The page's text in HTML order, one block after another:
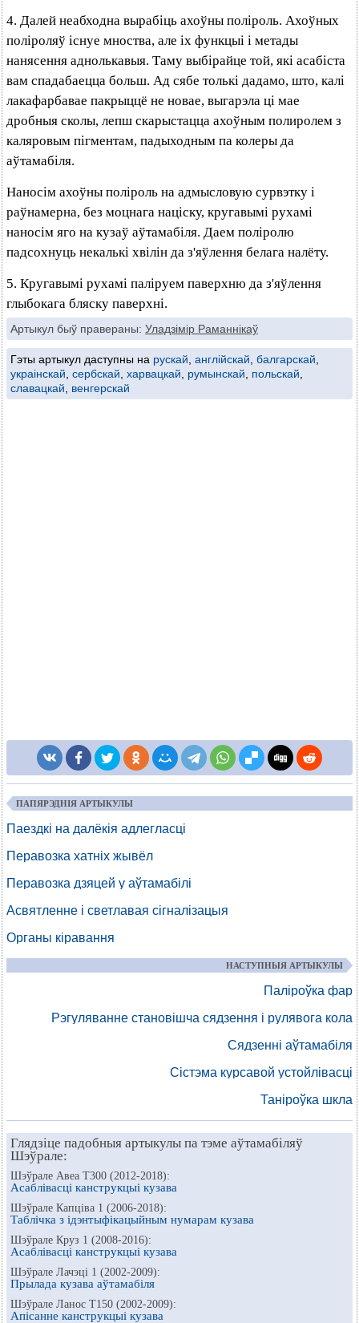
4. Далей неабходна вырабіць ахоўны поліроль. Ахоўных
поліроляў існуе мноства, але іх функцыі і метады
нанясення аднолькавыя. Таму выбірайце той, які асабіста
вам спадабаецца больш. Ад сябе толькі дадамо, што, калі
лакафарбавае пакрыццё не новае, выгарэла ці мае
дробныя сколы, лепш скарыстацца ахоўным полиролем з
каляровым пігментам, падыходным па колеры да
аўтамабіля.
Наносім ахоўны поліроль на адмысловую сурвэтку і
раўнамерна, без моцнага націску, кругавымі рухамі
наносім яго на кузаў аўтамабіля. Даем поліролю
падсохнуць некалькі хвілін да з'яўлення белага налёту.
5. Кругавымі рухамі паліруем паверхню да з'яўлення
глыбокага бляску паверхні.
Артыкул быў правераны: Уладзімір Раманнікаў
Гэты артыкул даступны на рускай англійскай балгарскай
украінскай сербскай харвацкай румынскай польскай
славацкай
венгерскай
ПАПЯРЭДНІЯ АРТЫКУЛЫ
Паездкі на далёкія адлегласці
Перавозка хатніх жывёл
Перавозка дзяцей у аўтамабілі
Асвятленне і светлавая сігналізацыя
Органы кіравання
НАСТУПНЫЯ АРТЫКУЛЫ
Паліроўка фар
Рэгуляванне становішча сядзення і рулявога кола
Сядзенні аўтамабіля
Сістэма курсавой устойлівасці
Таніроўка шкла
Глядзіце падобныя артыкулы па тэме аўтамабіляў
Шэўрале:
Шэўрале Авеа Т300 (2012-2018):
Асаблівасці канструкцыі кузава
Шэўрале Капціва 1 (2006-2018):
Таблічка з ідэнтыфікацыйным нумарам кузава
Шэўрале Круз 1 (2008-2016):
Асаблівасці канструкцыі кузава
Шэўрале Лачэці 1 (2002-2009):
Прылада кузава аўтамабіля
Шэўрале Ланос Т150 (2002-2009):
Апісанне канструкцыі кузава